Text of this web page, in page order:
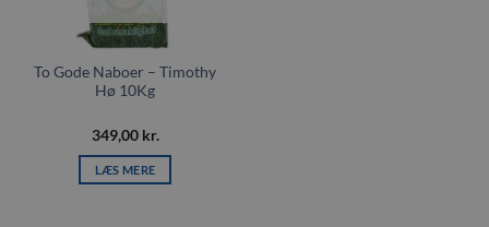
To Gode Naboer – Timothy
Hø 10Kg
349,00 kr.
LÆS MERE